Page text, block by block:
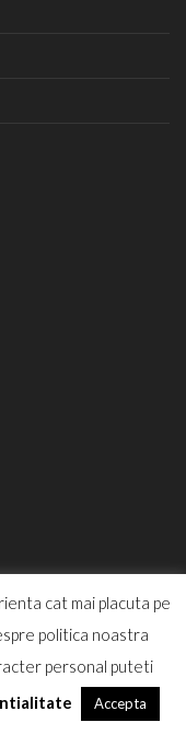
cat mai placuta pe
politica noastra
personal puteti
Accepta